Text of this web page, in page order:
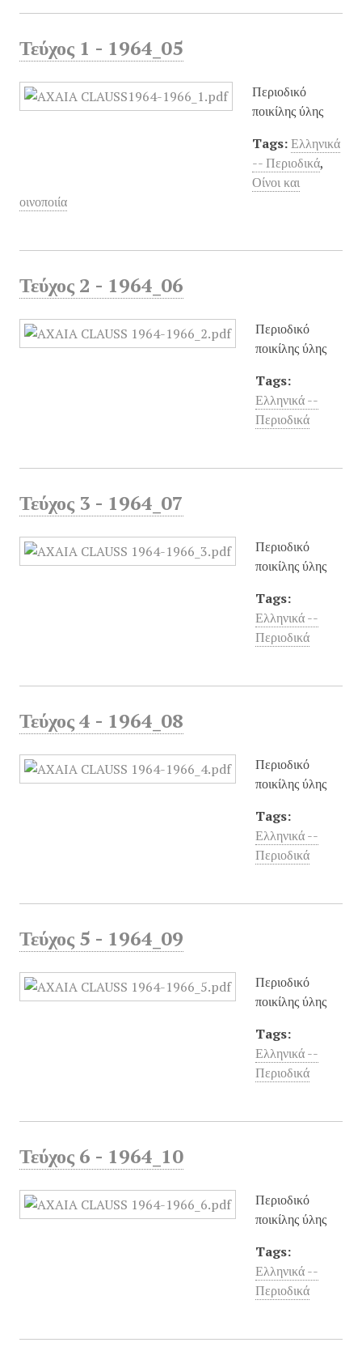
Τεύχος 1 - 1964_05
Περιοδικό
ποικίλης ύλης
Tags: Ελληνικά
-- Περιοδικά,
Οίνοι και
οινοποιία
Τεύχος 2 - 1964_06
Περιοδικό
ποικίλης ύλης
Tags:
Ελληνικά --
Περιοδικά
Τεύχος 3 - 1964_07
Περιοδικό
ποικίλης ύλης
Tags:
Ελληνικά --
Περιοδικά
Τεύχος 4 - 1964_08
Περιοδικό
ποικίλης ύλης
Tags:
Ελληνικά --
Περιοδικά
Τεύχος 5 - 1964_09
Περιοδικό
ποικίλης ύλης
Tags:
Ελληνικά --
Περιοδικά
Τεύχος 6 - 1964_10
Περιοδικό
ποικίλης ύλης
Tags:
Ελληνικά --
Περιοδικά